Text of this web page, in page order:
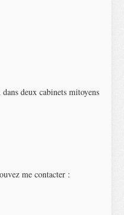
deux cabinets mitoyens
me contacter :